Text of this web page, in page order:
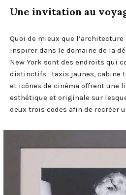
Une invitation au
Quoi de mieux que
inspirer dans le domaine de la
New York sont des endroits qui
distinctifs : taxis jaunes, cabine
et icônes de cinéma offrent une
esthétique et originale sur
deux trois codes afin de recréer